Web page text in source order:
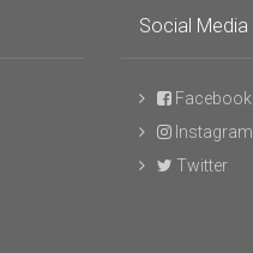
Social Media
Facebook
Instagram
Twitter